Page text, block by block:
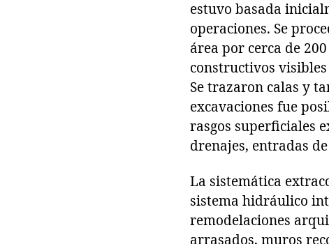
estuvo basada
operaciones. Se
área por cerca de
constructivos
Se trazaron calas y
excavaciones fue
rasgos superficiales
drenajes, entradas
La sistemática
sistema hidráulico
remodelaciones